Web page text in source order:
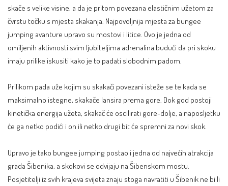
skače s velike visine, a da je pritom povezana elastičnim užetom za
čvrstu točku s mjesta skakanja. Najpovoljnija mjesta za bungee
jumping avanture upravo su mostovi i litice. Ovo je jedna od
omiljenih aktivnosti svim ljubiteljima adrenalina budući da pri skoku
imaju prilike iskusiti kako je to padati slobodnim padom.
Prilikom pada uže kojim su skakači povezani isteže se te kada se
maksimalno istegne, skakače lansira prema gore. Dok god postoji
kinetička energija užeta, skakač će oscilirati gore-dolje, a naposljetku
će ga netko podići i on ili netko drugi bit će spremni za novi skok.
Upravo je tako bungee jumping postao i jedna od najvećih atrakcija
grada Šibenika, a skokovi se odvijaju na Šibenskom mostu.
Posjetitelji iz svih krajeva svijeta znaju stoga navratiti u Šibenik ne bi li